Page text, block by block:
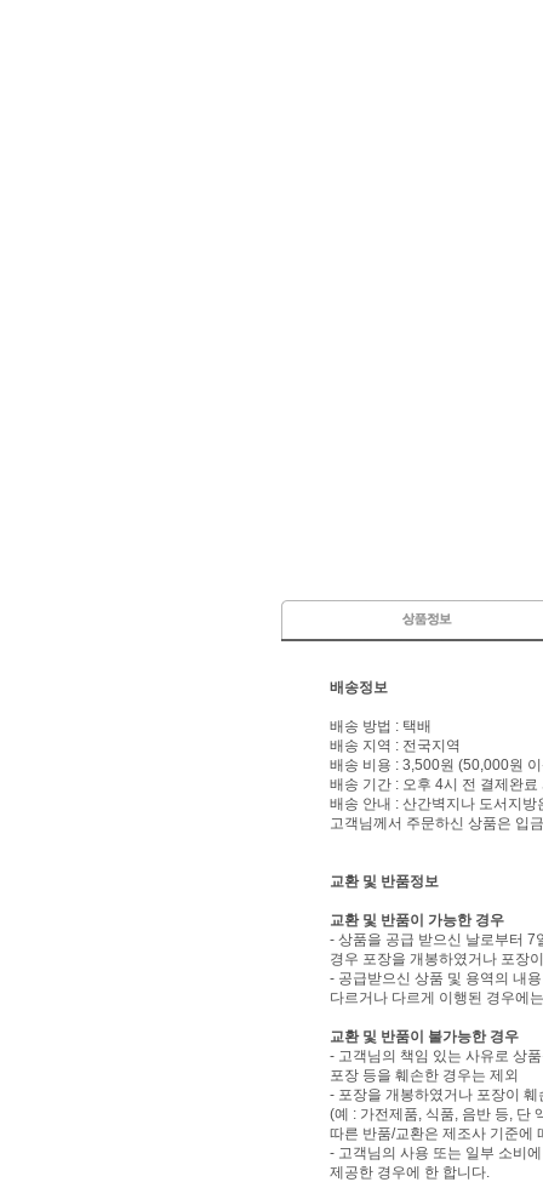
배송정보
배송 방법 : 택배
배송 지역 : 전국지역
배송 비용 : 3,500원 (50,000원
배송 기간 : 오후 4시 전 결제완료
배송 안내 : 산간벽지나 도서지
고객님께서 주문하신 상품은 입
교환 및 반품정보
교환 및 반품이 가능한 경우
- 상품을 공급 받으신 날로부터 7
경우 포장을 개봉하였거나 포장
- 공급받으신 상품 및 용역의 내
다르거나 다르게 이행된 경우에
교환 및 반품이 불가능한 경우
- 고객님의 책임 있는 사유로 상
포장 등을 훼손한 경우는 제외
- 포장을 개봉하였거나 포장이
(예 : 가전제품, 식품, 음반 등, 단
따른 반품/교환은 제조사 기준에
- 고객님의 사용 또는 일부 소비
제공한 경우에 한 합니다.